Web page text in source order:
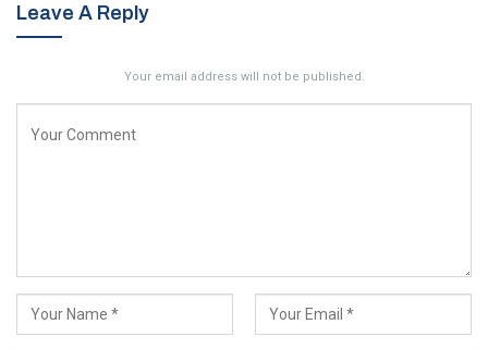
Leave A Reply
Your email address will not be published.